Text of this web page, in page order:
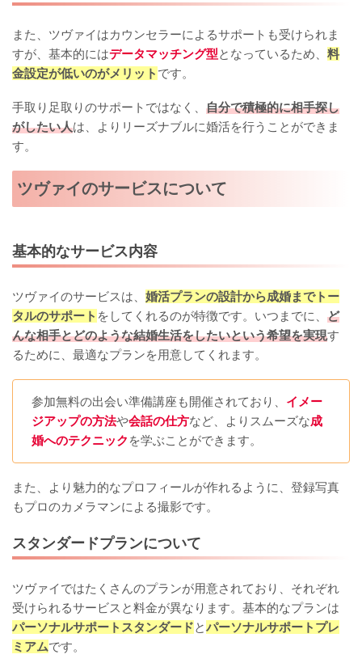
また、ツヴァイはカウンセラーによるサポートも受けられま
すが、基本的にはデータマッチング型となっているため、 料
金設定が低いのがメリット です。
手取り足取りのサポートではなく、 自分で積極的に相手探し
がしたい人は、よりリーズナブルに婚活を行うことができま
す。
ツヴァイのサービスについて
基本的なサービス内容
ツヴァイのサービスは、 婚活プランの設計から成婚までトー
タルのサポート をしてくれるのが特徴です。いつまでに、 ど
んな相手とどのような結婚生活をしたいという希望を実現す
るために、最適なプランを用意してくれます。
参加無料の出会い準備講座も開催されており、 イメー
ジアップの方法や会話の仕方など、よりスムーズな成
婚へのテクニック を学ぶことができます。
また、より魅力的なプロフィールが作れるように、登録写真
もプロのカメラマンによる撮影です。
スタンダードプランについて
ツヴァイではたくさんのプランが用意されており、それぞれ
受けられるサービスと料金が異なります。基本的なプランは
パーソナルサポートスタンダードとパーソナルサポートプレ
ミアムです。